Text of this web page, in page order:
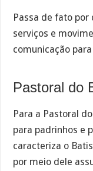
Passa de fato
serviços e
comunicação
Pastoral do
Para a Pastoral
para padrinhos e
caracteriza o
por meio dele